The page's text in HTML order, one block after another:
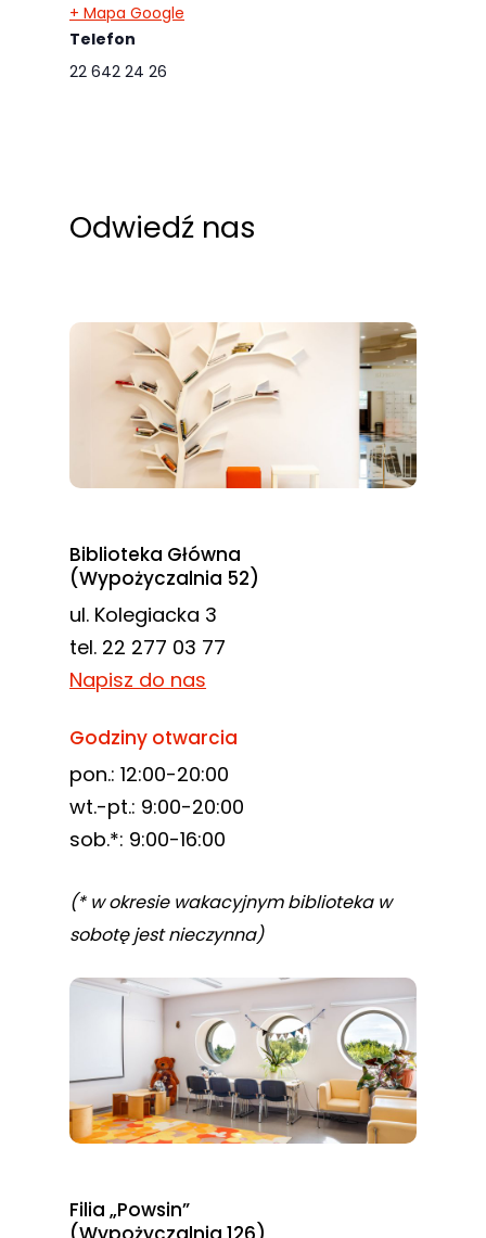
+ Mapa Google
Telefon
22 642 24 26
Odwiedź nas
Biblioteka Główna
(Wypożyczalnia 52)
ul. Kolegiacka 3
tel. 22 277 03 77
Napisz do nas
Godziny otwarcia
pon.: 12:00-20:00
wt.-pt.: 9:00-20:00
sob.*: 9:00-16:00
(* w okresie wakacyjnym biblioteka w
sobotę jest nieczynna)
Filia „Powsin”